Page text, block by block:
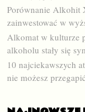
Porównanie Alkohit
zainwestować w
Alkomat w kulturze
alkoholu stały się
10 najciekawszych
nie możesz przegapić